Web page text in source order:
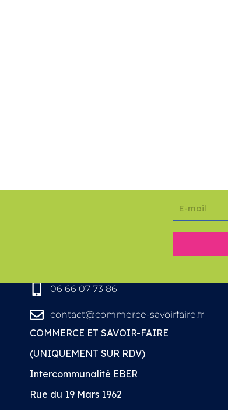
06 66 07 73 86
contact@commerce-savoirfaire.fr
COMMERCE ET SAVOIR-FAIRE
(UNIQUEMENT SUR RDV)
Intercommunalité EBER
Rue du 19 Mars 1962